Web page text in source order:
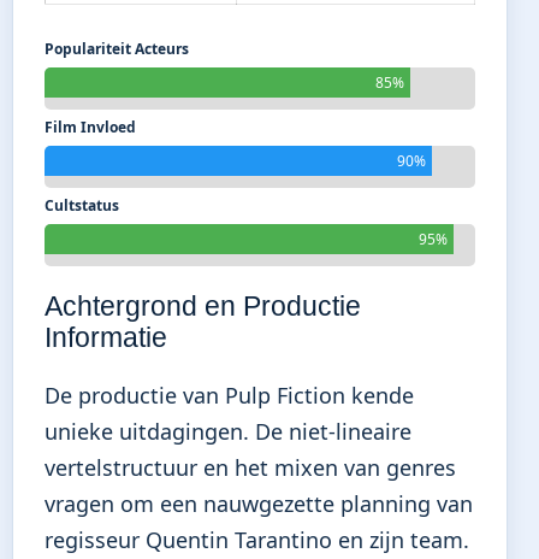
Populariteit Acteurs
85%
Film Invloed
90%
Cultstatus
95%
Achtergrond en Productie
Informatie
De productie van Pulp Fiction kende
unieke uitdagingen. De niet-lineaire
vertelstructuur en het mixen van genres
vragen om een nauwgezette planning van
regisseur Quentin Tarantino en zijn team.